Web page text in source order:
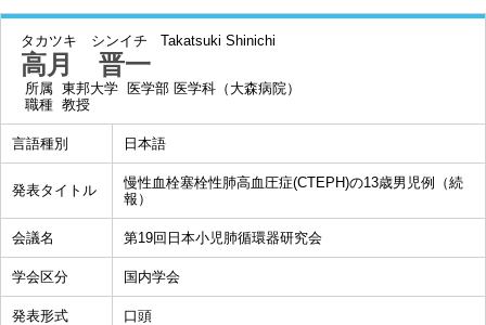
タカツキ シンイチ Takatsuki Shinichi
高月 晋一
所属 東邦大学 医学部 医学科（大森病院）
職種 教授
言語種別 日本語
発表タイトル
慢性血栓塞栓性肺高血圧症(CTEPH)の13歳男児例（続
報）
会議名 第19回日本小児肺循環器研究会
学会区分 国内学会
発表形式 口頭